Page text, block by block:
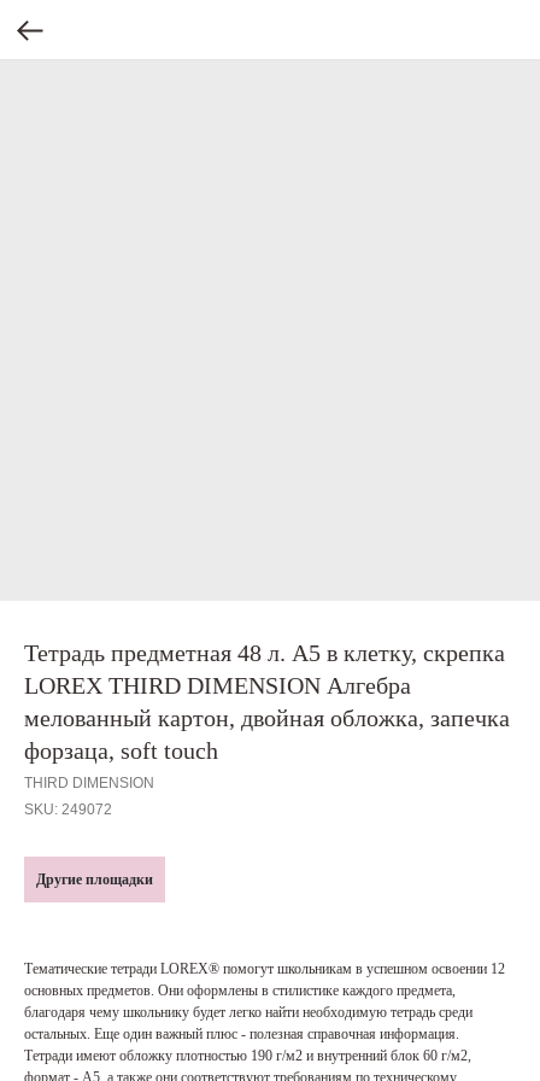
Тетрадь предметная 48 л. А5 в клетку, скрепка
LOREX THIRD DIMENSION Алгебра
мелованный картон, двойная обложка, запечка
форзаца, soft touch
THIRD DIMENSION
SKU: 249072
Другие площадки
Тематические тетради LOREX® помогут школьникам в успешном освоении 12
основных предметов. Они оформлены в стилистике каждого предмета,
благодаря чему школьнику будет легко найти необходимую тетрадь среди
остальных. Еще один важный плюс - полезная справочная информация.
Тетради имеют обложку плотностью 190 г/м2 и внутренний блок 60 г/м2,
формат - А5, а также они соответствуют требованиям по техническому